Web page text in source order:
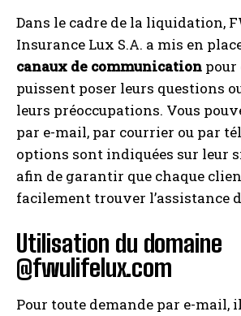
Dans le cadre de la liquidation,
Insurance Lux S.A. a mis en
canaux de communication pour
puissent poser leurs questions
leurs préoccupations. Vous
par e-mail, par courrier ou par
options sont indiquées sur leur
afin de garantir que chaque
facilement trouver l’assistance
Utilisation du domaine
@fwulifelux.com
Pour toute demande par e-